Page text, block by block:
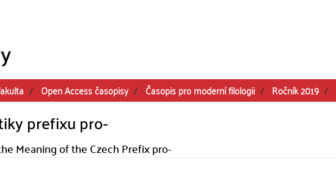
Open Access časopisy Časopis pro moderní filologii Ročník 2019
prefixu pro-
Meaning of the Czech Prefix pro-